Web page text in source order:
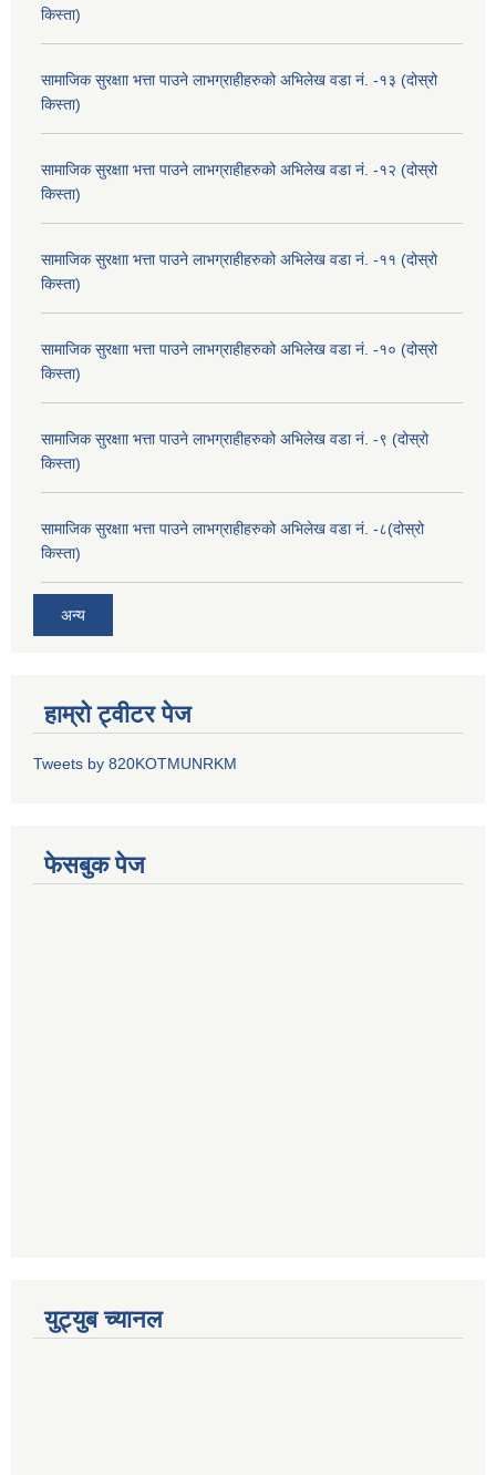
किस्ता)
सामाजिक सुरक्षाा भत्ता पाउने लाभग्राहीहरुको अभिलेख वडा नं. -१३ (दोस्रो
किस्ता)
सामाजिक सुरक्षाा भत्ता पाउने लाभग्राहीहरुको अभिलेख वडा नं. -१२ (दोस्रो
किस्ता)
सामाजिक सुरक्षाा भत्ता पाउने लाभग्राहीहरुको अभिलेख वडा नं. -११ (दोस्रो
किस्ता)
सामाजिक सुरक्षाा भत्ता पाउने लाभग्राहीहरुको अभिलेख वडा नं. -१० (दोस्रो
किस्ता)
सामाजिक सुरक्षाा भत्ता पाउने लाभग्राहीहरुको अभिलेख वडा नं. -९ (दोस्रो
किस्ता)
सामाजिक सुरक्षाा भत्ता पाउने लाभग्राहीहरुको अभिलेख वडा नं. -८(दोस्रो
किस्ता)
अन्य
हाम्रो ट्वीटर पेज
Tweets by 820KOTMUNRKM
फेसबुक पेज
युट्युब च्यानल